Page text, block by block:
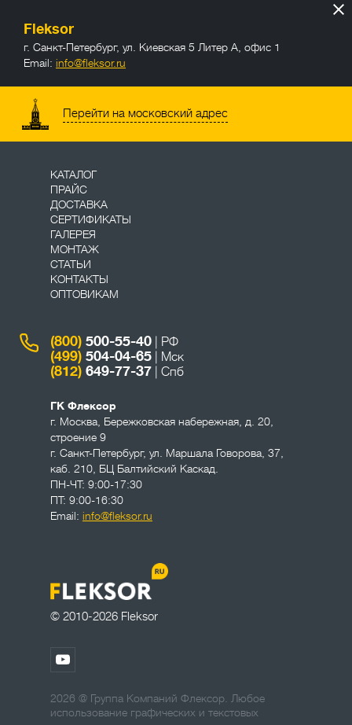
Fleksor
г. Санкт-Петербург, ул. Киевская 5 Литер А, офис 1
Email: info@fleksor.ru
Перейти на московский адрес
info@fleksor.ru
© 2010-2026 Fleksor
КАТАЛОГ
ПРАЙС
ДОСТАВКА
СЕРТИФИКАТЫ
ГАЛЕРЕЯ
МОНТАЖ
СТАТЬИ
КОНТАКТЫ
ОПТОВИКАМ
(800) 500-55-40 | РФ
(499) 504-04-65 | Мск
(812) 649-77-37 | Спб
ГК Флексор
г. Москва Бережковская набережная, д. 20,
строение 9
г. Санкт-Петербург, ул. Маршала Говорова, 37,
каб. 210, БЦ Балтийский Каскад.
ПН-ЧТ: 9:00-17:30
ПТ: 9:00-16:30
Email: info@fleksor.ru
2026 @ Группа Компаний Флексор. Любое
использование графических и текстовых